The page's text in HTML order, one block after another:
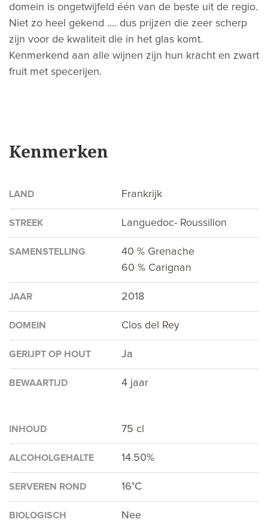
domein is ongetwijfeld één van de beste uit de regio.
Niet zo heel gekend .... dus prijzen die zeer scherp
zijn voor de kwaliteit die in het glas komt.
Kenmerkend aan alle wijnen zijn hun kracht en zwart
fruit met specerijen.
Kenmerken
LAND Frankrijk
STREEK Languedoc- Roussillon
SAMENSTELLING
40 % Grenache
60 % Carignan
JAAR 2018
DOMEIN Clos del Rey
GERIJPT OP HOUT Ja
BEWAARTIJD 4 jaar
INHOUD 75 cl
ALCOHOLGEHALTE 14.50%
SERVEREN ROND 16°C
BIOLOGISCH Nee